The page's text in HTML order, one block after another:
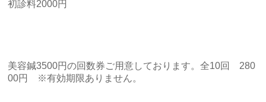
初診料2000円
美容鍼3500円の回数券ご用意しております。全10回 280
00円 ※有効期限ありません。